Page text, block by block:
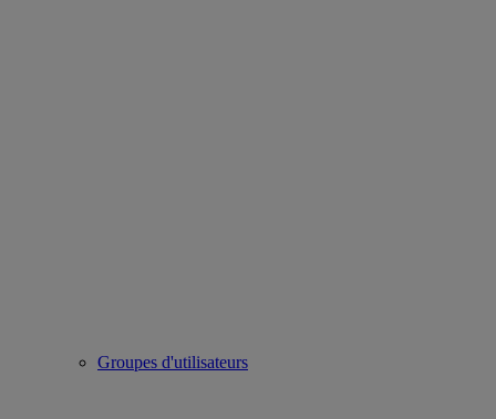
Groupes d'utilisateurs